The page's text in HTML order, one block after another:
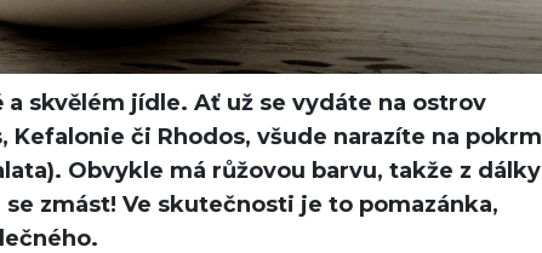
skvělém jídle. Ať už se vydáte na ostrov
Kefalonie či Rhodos, všude narazíte na pokrm
Obvykle má růžovou barvu, takže z dálky
zmást! Ve skutečnosti je to pomazánka,